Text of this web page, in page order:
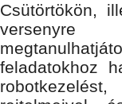
Csütörtökön,
versenyre
feladatokhoz